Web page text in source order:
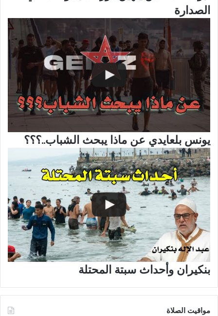
الصدارة
يونس بلعايدي عن ماذا يبحث الشباب..؟؟؟
بنكيران وأحداث سبتة المحتلة
مواقيت الصلاة